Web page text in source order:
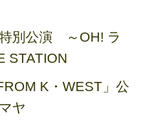
別公演 ～OH! ラ
K・WEST」公
ヤ